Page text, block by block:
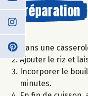
Préparation
Dans une
Ajouter le riz et
Incorporer le
minutes.